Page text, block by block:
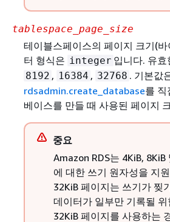
tablespace_page_size
테이블스페이스의 페이지 크기(
터 형식은 integer 입니다. 유효
8192 , 16384 , 32768 . 기본값
rdsadmin.create_database를 직
베이스를 만들 때 사용된 페이지
중요
Amazon RDS는 4KiB, 8KiB
에 대한 쓰기 원자성을 지
32KiB 페이지는 쓰기가 찢
데이터가 일부만 기록될
32KiB 페이지를 사용하는